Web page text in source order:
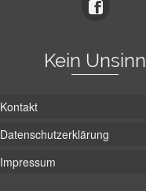
Kein Unsinn
Kontakt
Datenschutzerklärung
Impressum